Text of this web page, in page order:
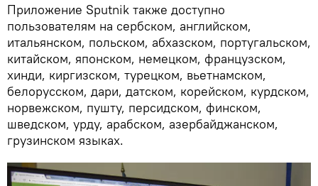
Приложение Sputnik также доступно
пользователям на сербском, английском,
итальянском, польском, абхазском, португальском,
китайском, японском, немецком, французском,
хинди, киргизском, турецком, вьетнамском,
белорусском, дари, датском, корейском, курдском,
норвежском, пушту, персидском, финском,
шведском, урду, арабском, азербайджанском,
грузинском языках.